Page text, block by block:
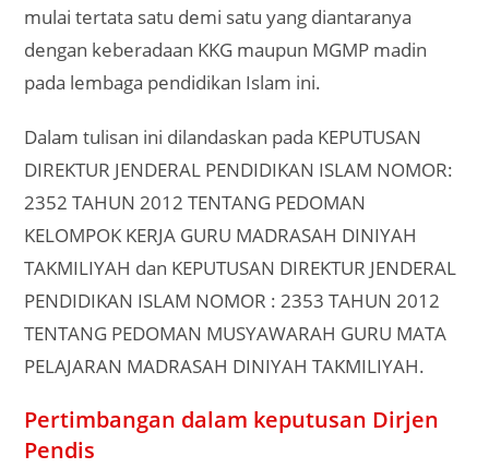
mulai tertata satu demi satu yang diantaranya
dengan keberadaan KKG maupun MGMP madin
pada lembaga pendidikan Islam ini.
Dalam tulisan ini dilandaskan pada KEPUTUSAN
DIREKTUR JENDERAL PENDIDIKAN ISLAM NOMOR:
2352 TAHUN 2012 TENTANG PEDOMAN
KELOMPOK KERJA GURU MADRASAH DINIYAH
TAKMILIYAH dan KEPUTUSAN DIREKTUR JENDERAL
PENDIDIKAN ISLAM NOMOR : 2353 TAHUN 2012
TENTANG PEDOMAN MUSYAWARAH GURU MATA
PELAJARAN MADRASAH DINIYAH TAKMILIYAH.
Pertimbangan dalam keputusan Dirjen
Pendis